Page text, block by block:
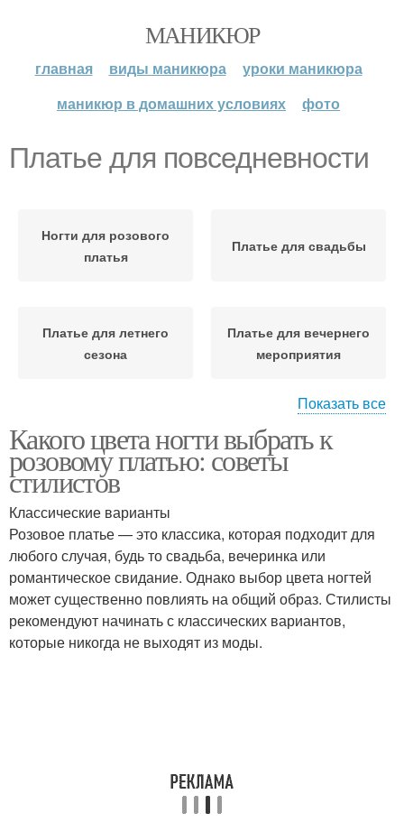
МАНИКЮР
главная виды маникюра
уроки маникюра
маникюр в домашних условиях
фото
Платье для повседневности
Ногти для розового
платья
Платье для свадьбы
Платье для летнего
сезона
Платье для вечернего
мероприятия
Платье для коротких и Вечерние платья
Показать все
Какого цвета ногти выбрать к
розовому платью: советы
стилистов
Классические варианты
Розовое платье — это классика, которая подходит для
любого случая, будь то свадьба, вечеринка или
романтическое свидание. Однако выбор цвета ногтей
может существенно повлиять на общий образ. Стилисты
рекомендуют начинать с классических вариантов,
которые никогда не выходят из моды.